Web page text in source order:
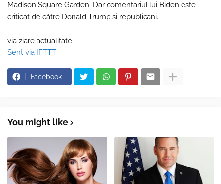
Madison Square Garden. Dar comentariul lui Biden este
criticat de către Donald Trump şi republicani.
via ziare actualitate
Sent via IFTTT
Facebook
You might like